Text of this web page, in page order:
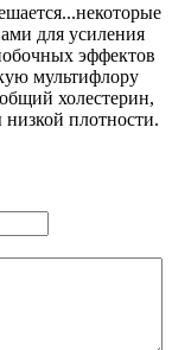
для усиления
эффектов
мультифлору
холестерин,
плотности.